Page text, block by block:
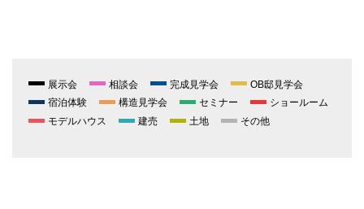
展示会 相談会 完成見学会
OB邸見学会
宿泊体験
構造見学会 セミナー
ショールーム
モデルハウス
建売 土地 その他